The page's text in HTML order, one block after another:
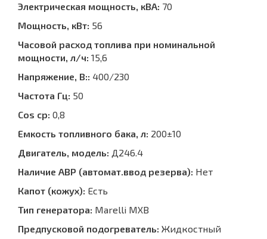
Электрическая мощность, кВА: 70
Мощность, кВт: 56
Часовой расход топлива при номинальной
мощности, л/ч: 15,6
Напряжение, В:: 400/230
Частота Гц: 50
Cos ср: 0,8
Емкость топливного бака, л: 200±10
Двигатель, модель: Д246.4
Наличие АВР (автомат.ввод резерва): Нет
Капот (кожух): Есть
Тип генератора: Marelli MXB
Предпусковой подогреватель: Жидкостный